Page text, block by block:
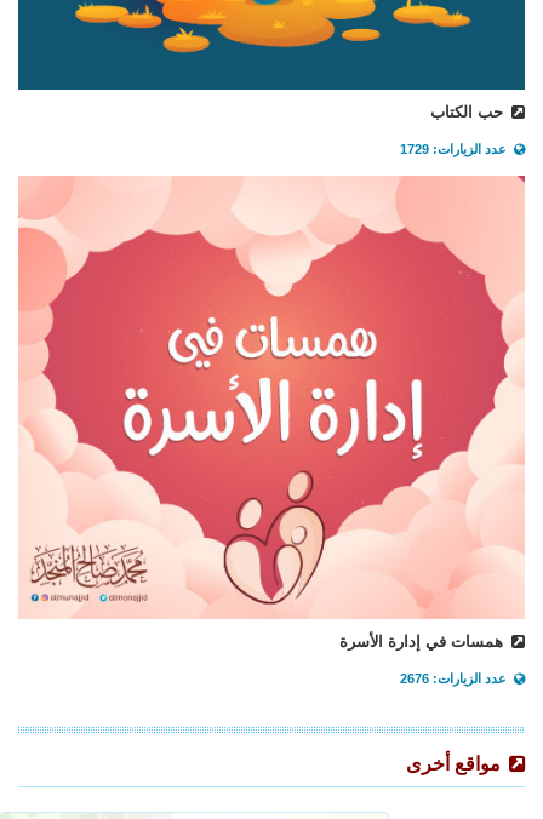
حب الكتاب
عدد الزيارات: 1729
همسات في إدارة الأسرة
عدد الزيارات: 2676
مواقع أخرى